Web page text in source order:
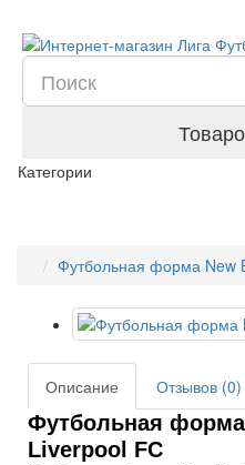
Категории
Футбольная форма New
Описание Отзывов (0)
Футбольная
Liverpool FC